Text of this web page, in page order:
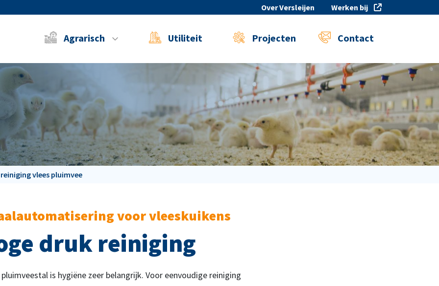
Over Versleijen Werken bij
Agrarisch Utiliteit Projecten Contact
vlees pluimvee
voor vleeskuikens
druk reiniging
pluimveestal is hygiëne zeer belangrijk. Voor eenvoudige reiniging